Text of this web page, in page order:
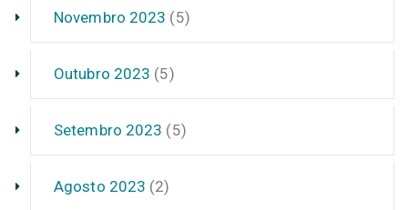
Novembro 2023 (5)
Outubro 2023 (5)
Setembro 2023 (5)
Agosto 2023 (2)